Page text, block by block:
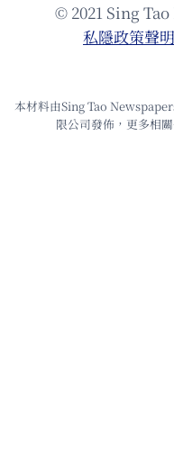
© 2021 Sing
私隱政策聲明
本材料由Sing Tao
限公司發佈，更多相